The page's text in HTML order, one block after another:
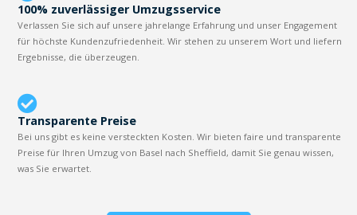
100% zuverlässiger Umzugsservice
Verlassen Sie sich auf unsere jahrelange Erfahrung und unser Engagement
für höchste Kundenzufriedenheit. Wir stehen zu unserem Wort und liefern
Ergebnisse, die überzeugen.
Transparente Preise
Bei uns gibt es keine versteckten Kosten. Wir bieten faire und transparente
Preise für Ihren Umzug von Basel nach Sheffield, damit Sie genau wissen,
was Sie erwartet.